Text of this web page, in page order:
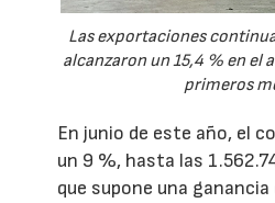
Las exportaciones
alcanzaron un 15,4 % en el
primeros
En junio de este año, el
un 9 %, hasta las
que supone una